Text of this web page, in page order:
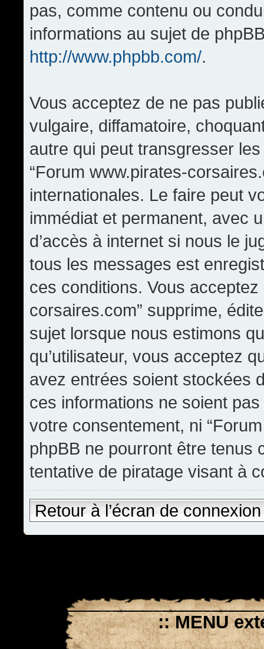
pas, comme contenu ou
informations au sujet de
http://www.phpbb.com/.
Vous acceptez de ne pas
vulgaire, diffamatoire,
autre qui peut transgresser
“Forum www.pirates-
internationales. Le faire peut
immédiat et permanent, avec
d’accès à internet si nous le
tous les messages est
ces conditions. Vous
corsaires.com” supprime,
sujet lorsque nous estimons
qu’utilisateur, vous acceptez
avez entrées soient stockées
ces informations ne soient
votre consentement, ni
phpBB ne pourront être tenus
tentative de piratage visant à
Retour à l’écran de connexion
:: MENU